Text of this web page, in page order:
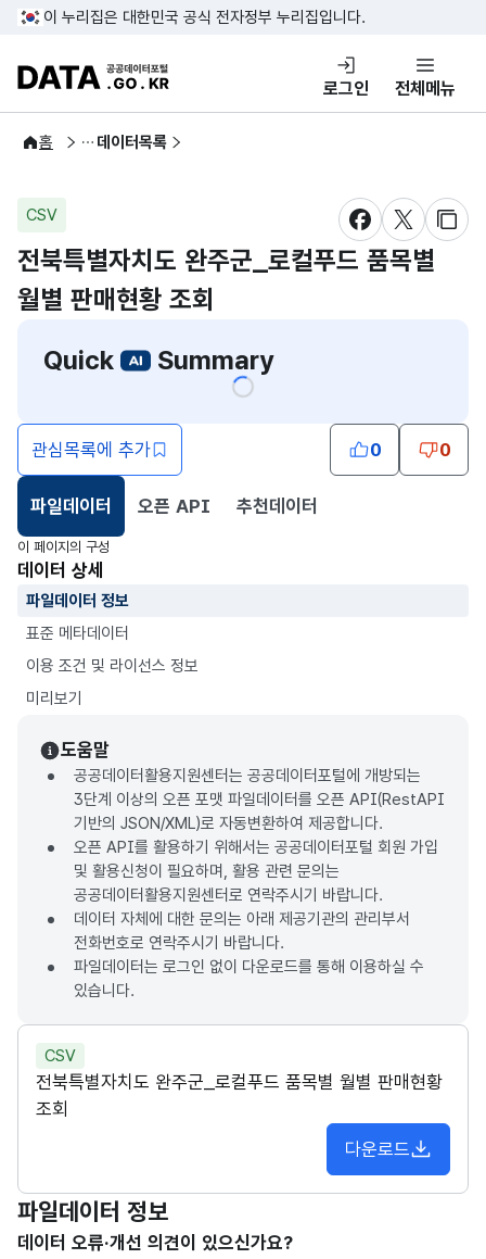
콘텐츠 바로가기
푸터 바로가기
이 누리집은 대한민국 공식 전자정부 누리집입니다.
DATA.GO.KR 공공데이터포털
로그인 전체메뉴
홈
공공데이터 데이터목록
CSV
새창 열림새창 열림
새창
전북특별자치도 완주군_로컬푸드 품목별
월별 판매현황 조회
Quick
Summary
관심목록에 추가 0 0
파일데이터
선택됨
오픈 API 추천데이터
이 페이지의 구성
데이터 상세
파일데이터 정보
표준 메타데이터
이용 조건 및 라이선스 정보
미리보기
도움말
공공데이터활용지원센터는 공공데이터포털에 개방되는
3단계 이상의 오픈 포맷 파일데이터를 오픈 API(RestAPI
기반의 JSON/XML)로 자동변환하여 제공합니다.
오픈 API를 활용하기 위해서는 공공데이터포털 회원 가입
및 활용신청이 필요하며, 활용 관련 문의는
공공데이터활용지원센터로 연락주시기 바랍니다.
데이터 자체에 대한 문의는 아래 제공기관의 관리부서
전화번호로 연락주시기 바랍니다.
파일데이터는 로그인 없이 다운로드를 통해 이용하실 수
있습니다.
CSV
전북특별자치도 완주군_로컬푸드 품목별 월별 판매현황
조회
다운로드
파일데이터 정보
데이터 오류·개선 의견이 있으신가요?